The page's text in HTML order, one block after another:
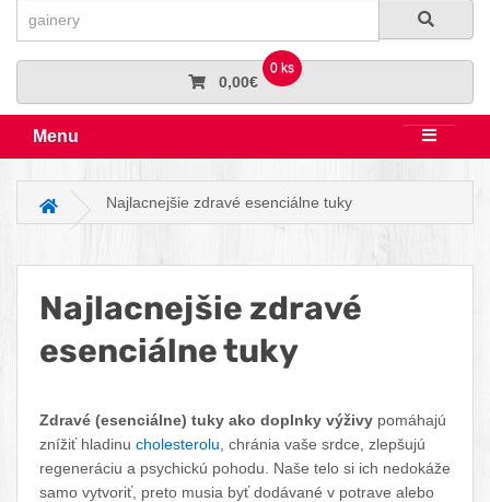
0 ks
0,00€
Menu
Hlavná stránkaNajlacnejšie zdravé esenciálne tuky
Najlacnejšie zdravé
esenciálne tuky
Facebook
TwitterPinterest
LinkedIn
Tumblr
reddit
Zdravé (esenciálne) tuky ako doplnky výživy pomáhajú
znížiť hladinu cholesterolu , chránia vaše srdce, zlepšujú
regeneráciu a psychickú pohodu. Naše telo si ich nedokáže
samo vytvoriť, preto musia byť dodávané v potrave alebo